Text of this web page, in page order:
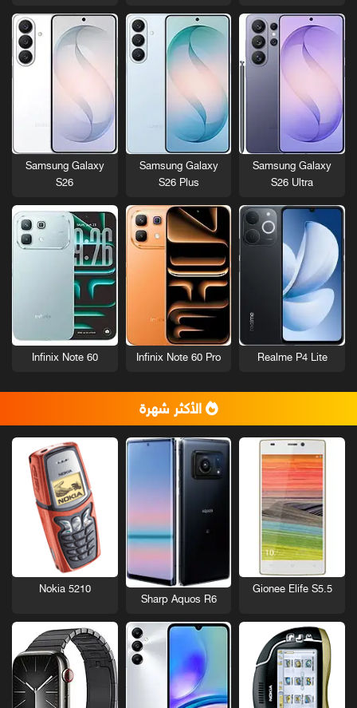
Samsung Galaxy
S26 Ultra
Samsung Galaxy
S26 Plus
Samsung Galaxy
S26
Realme P4 Lite
Infinix Note 60 Pro
Infinix Note 60
الأكثر شهرة
Gionee Elife S5.5
Sharp Aquos R6
Nokia 5210